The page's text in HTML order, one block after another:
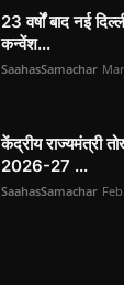
23 वर्षों बाद नई
कन्वेंश...
SaahasSamachar
केंद्रीय राज्यमंत्री
2026-27 ...
SaahasSamachar